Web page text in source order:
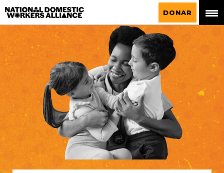
La Alianza Nacional de Trabajadoras del
Hogar
DONAR